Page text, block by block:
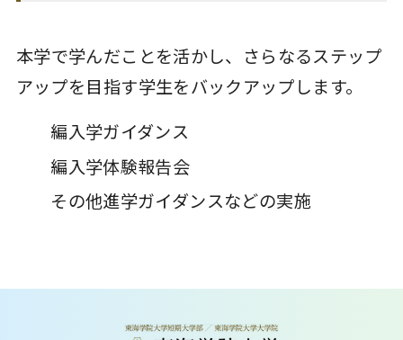
本学で学んだことを活かし、さらなるステップ
アップを目指す学生をバックアップします。
編入学ガイダンス
編入学体験報告会
その他進学ガイダンスなどの実施